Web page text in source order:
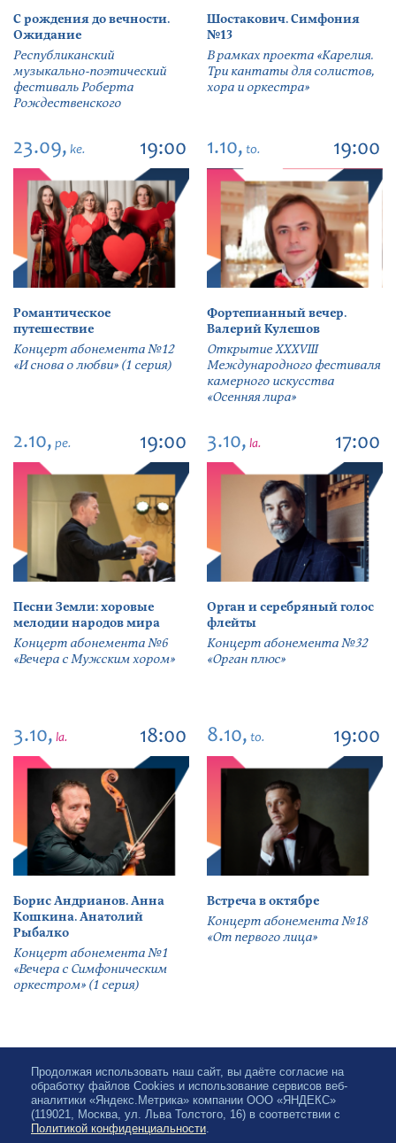
С рождения до вечности.
Ожидание
Республиканский
музыкально-поэтический
фестиваль Роберта
Рождественского
Шостакович. Симфония
№13
В рамках проекта «Карелия.
Три кантаты для солистов,
хора и оркестра»
23.09, ke. 19:00
Романтическое
путешествие
Концерт абонемента №12
«И снова о любви» (1 серия)
1.10, to. 19:00
Фортепианный вечер.
Валерий Кулешов
Открытие ХХХVIII
Международного фестиваля
камерного искусства
«Осенняя лира»
2.10, pe. 19:00
Песни Земли: хоровые
мелодии народов мира
Концерт абонемента №6
«Вечера с Мужским хором»
3.10, la. 17:00
Орган и серебряный голос
флейты
Концерт абонемента №32
«Орган плюс»
3.10, la. 18:00
Борис Андрианов. Анна
Кошкина. Анатолий
Рыбалко
Концерт абонемента №1
«Вечера с Симфоническим
оркестром» (1 серия)
8.10, to. 19:00
Встреча в октябре
Концерт абонемента №18
«От первого лица»
Продолжая использовать наш сайт, вы даёте согласие на
обработку файлов Cookies и использование сервисов веб-
аналитики «Яндекс.Метрика» компании ООО «ЯНДЕКС»
(119021, Москва, ул. Льва Толстого, 16) в соответствии с
Политикой конфиденциальности.